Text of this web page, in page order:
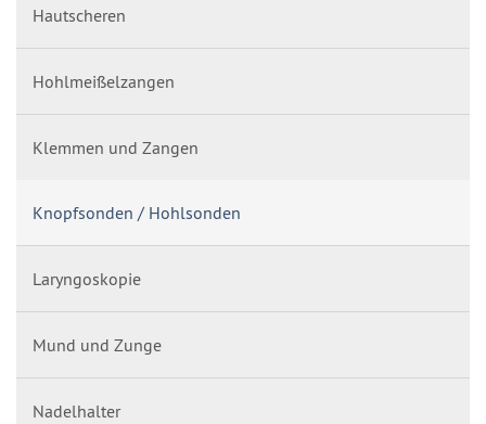
Hautscheren
Hohlmeißelzangen
Klemmen und Zangen
Knopfsonden / Hohlsonden
Laryngoskopie
Mund und Zunge
Nadelhalter